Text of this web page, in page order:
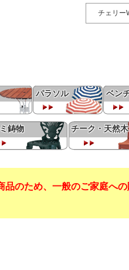
チェリー
パラソル ベン
鋳物 チーク・天然木
品のため、一般のご家庭へ